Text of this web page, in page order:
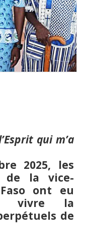
qui m’a
2025, les
de la vice-
ont eu
vivre la
de